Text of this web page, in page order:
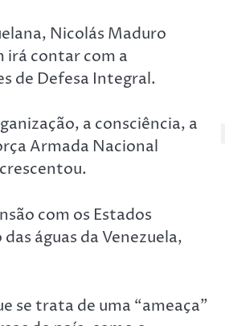
Nicolás Maduro
irá contar com a
de Defesa Integral.
a consciência, a
Armada Nacional
com os Estados
águas da Venezuela,
se trata de uma “ameaça”